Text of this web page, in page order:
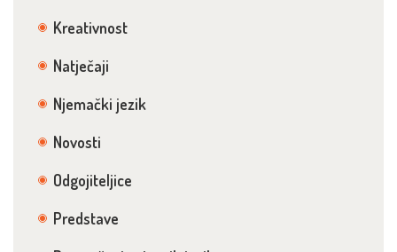
Kreativnost
Natječaji
Njemački jezik
Novosti
Odgojiteljice
Predstave